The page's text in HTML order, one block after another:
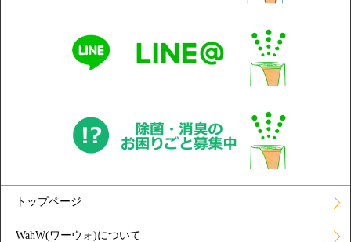
トップページ
WahW(ワーウォ)について